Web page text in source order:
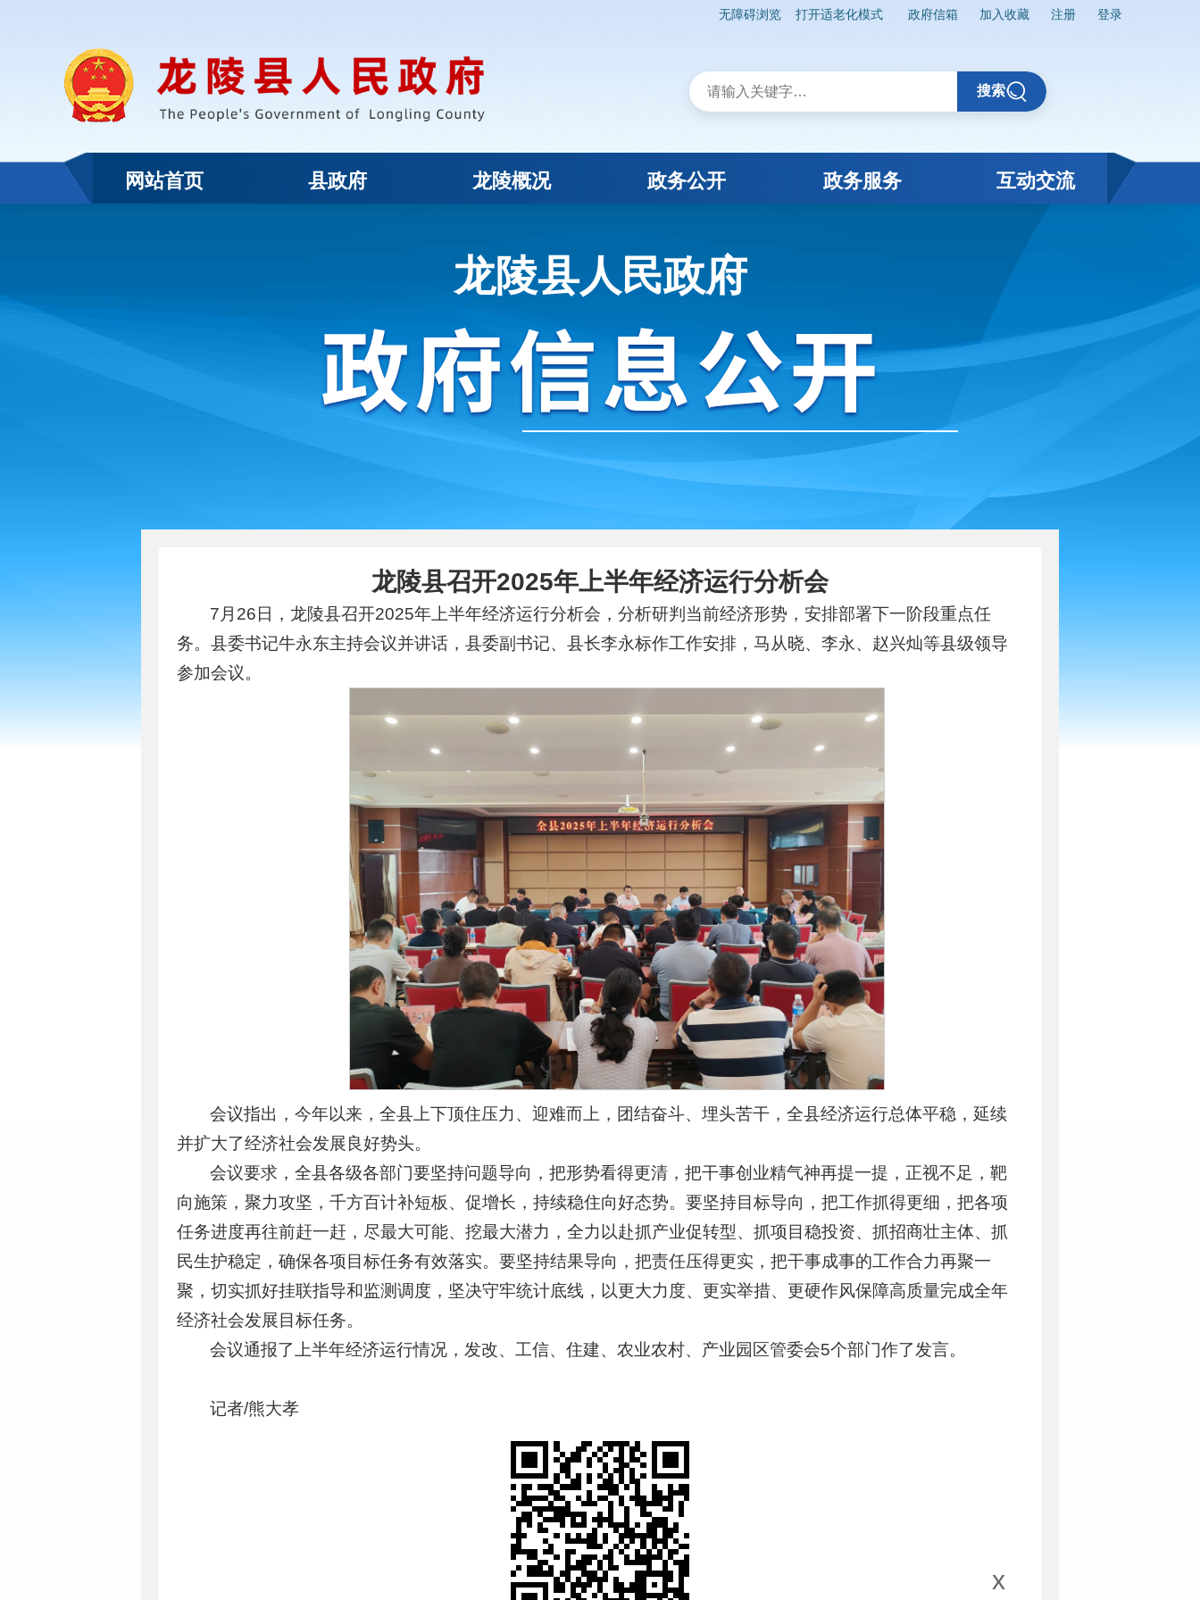
无障碍浏览 打开适老化模式 政府信箱 加入收藏 注册 登录
x
搜索
网站首页 县政府 龙陵概况 政务公开 政务服务 互动交流
龙陵县人民政府
龙陵县召开2025年上半年经济运行分析会
7月26日，龙陵县召开2025年上半年经济运行分析会，分析研判当前经济形势，安排部署下一阶段重点任
务。县委书记牛永东主持会议并讲话，县委副书记、县长李永标作工作安排，马从晓、李永、赵兴灿等县级领导
参加会议。
会议指出，今年以来，全县上下顶住压力、迎难而上，团结奋斗、埋头苦干，全县经济运行总体平稳，延续
并扩大了经济社会发展良好势头。
会议要求，全县各级各部门要坚持问题导向，把形势看得更清，把干事创业精气神再提一提，正视不足，靶
向施策，聚力攻坚，千方百计补短板、促增长，持续稳住向好态势。要坚持目标导向，把工作抓得更细，把各项
任务进度再往前赶一赶，尽最大可能、挖最大潜力，全力以赴抓产业促转型、抓项目稳投资、抓招商壮主体、抓
民生护稳定，确保各项目标任务有效落实。要坚持结果导向，把责任压得更实，把干事成事的工作合力再聚一
聚，切实抓好挂联指导和监测调度，坚决守牢统计底线，以更大力度、更实举措、更硬作风保障高质量完成全年
经济社会发展目标任务。
会议通报了上半年经济运行情况，发改、工信、住建、农业农村、产业园区管委会5个部门作了发言。
记者/熊大孝